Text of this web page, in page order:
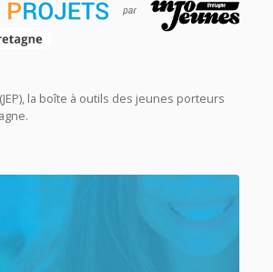
la boîte à outils des jeunes porteurs